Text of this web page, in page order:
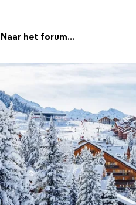
Naar het forum...